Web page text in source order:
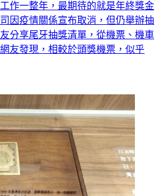
作一整年，最期待的就是年終獎金
因疫情關係宣布取消，但仍舉辦抽
分享尾牙抽獎清單，從機票、機車
友發現，相較於頭獎機票，似乎